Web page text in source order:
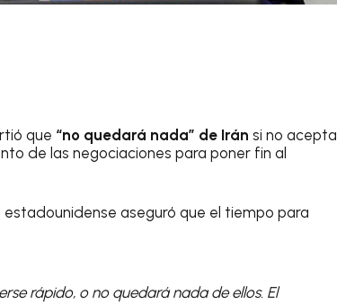
que “no quedará nada” de Irán si no acepta
de las negociaciones para poner fin al
aseguró que el tiempo para
rápido, o no quedará nada de ellos. El